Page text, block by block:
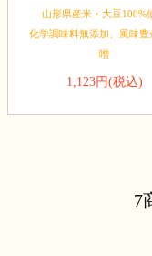
山形県産米・大豆100%
化学調味料無添加、風味豊
噌
1,123円(税込)
7